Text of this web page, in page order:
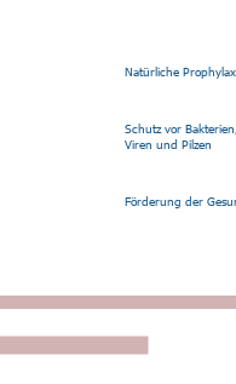
Natürliche
Schutz vor
Viren und Pilzen
Förderung der